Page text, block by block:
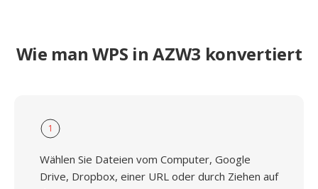
Wie man WPS in AZW3 konvertiert
1
Wählen Sie Dateien vom Computer, Google
Drive, Dropbox, einer URL oder durch Ziehen auf